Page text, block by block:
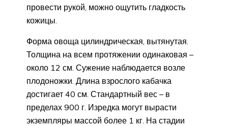
провести рукой, можно ощутить гладкость
кожицы.
Форма овоща цилиндрическая, вытянутая.
Толщина на всем протяжении одинаковая –
около 12 см. Сужение наблюдается возле
плодоножки. Длина взрослого кабачка
достигает 40 см. Стандартный вес – в
пределах 900 г. Изредка могут вырасти
экземпляры массой более 1 кг. На стадии